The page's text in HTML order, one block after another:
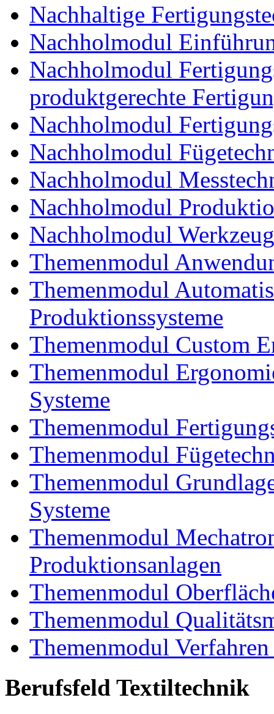
Nachhaltige
Nachholmodul
Nachholmodul
produktgerechte
Nachholmodul
Nachholmodul
Nachholmodul
Nachholmodul
Nachholmodul
Themenmodul
Themenmodul
Produktionssysteme
Themenmodul Custom
Themenmodul
Systeme
Themenmodul
Themenmodul
Themenmodul
Systeme
Themenmodul
Produktionsanlagen
Themenmodul
Themenmodul
Themenmodul
Berufsfeld Textiltechnik